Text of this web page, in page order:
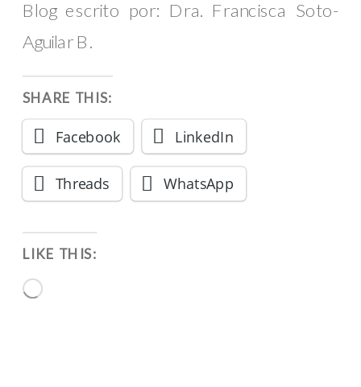
Blog escrito por: Dra. Francisca Soto-
Aguilar B.
SHARE THIS:
Facebook LinkedIn
Threads WhatsApp
LIKE THIS:
Loading…